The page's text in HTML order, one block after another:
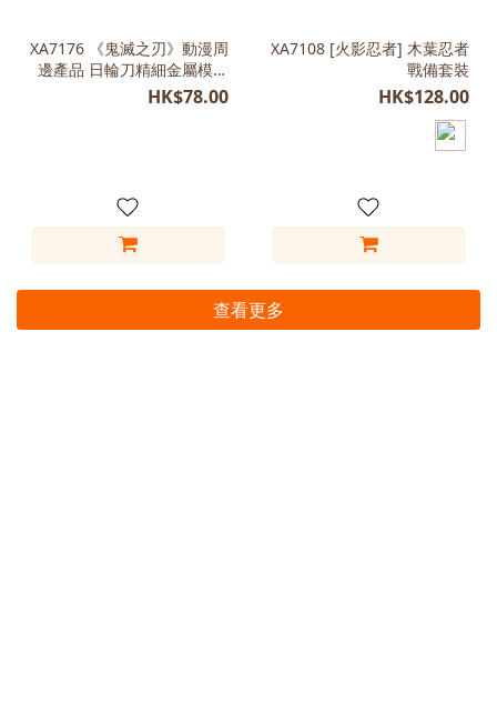
XA7176 《鬼滅之刃》動漫周
邊產品 日輪刀精細金屬模型
合集（26cm 附刀鞘）
HK$78.00
XA7108 [火影忍者] 木葉忍者
戰備套裝
HK$128.00
查看更多